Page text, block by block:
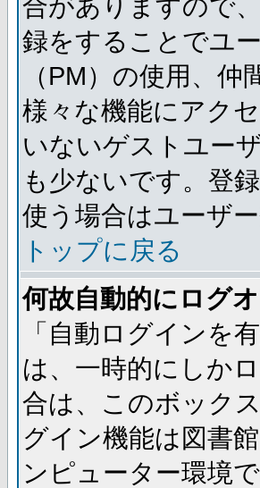
合がありますので
録をすることでユ
（PM）の使用、
様々な機能にアク
いないゲストユー
も少ないです。登
使う場合はユーザ
トップに戻る
何故自動的にログ
「自動ログインを
は、一時的にしか
合は、このボック
グイン機能は図書
ンピューター環境